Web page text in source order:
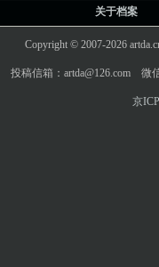
关于档案
Copyright © 2007-2026
投稿信箱：artda@126.com 微
京